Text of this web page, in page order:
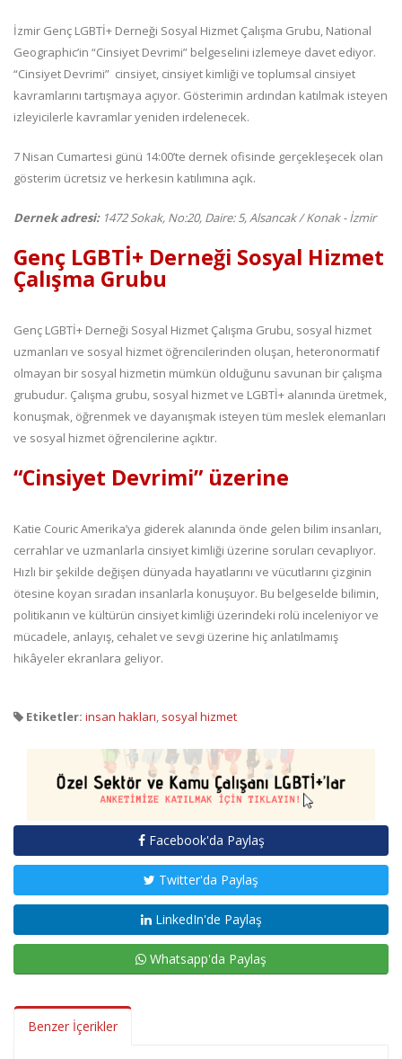
İzmir Genç LGBTİ+ Derneği Sosyal Hizmet Çalışma Grubu, National
Geographic’in “Cinsiyet Devrimi” belgeselini izlemeye davet ediyor.
“Cinsiyet Devrimi” cinsiyet, cinsiyet kimliği ve toplumsal cinsiyet
kavramlarını tartışmaya açıyor. Gösterimin ardından katılmak isteyen
izleyicilerle kavramlar yeniden irdelenecek.
7 Nisan Cumartesi günü 14:00’te dernek ofisinde gerçekleşecek olan
gösterim ücretsiz ve herkesin katılımına açık.
Dernek adresi:1472 Sokak, No:20, Daire: 5, Alsancak / Konak - İzmir
Genç LGBTİ+ Derneği Sosyal Hizmet
Çalışma Grubu
Genç LGBTİ+ Derneği Sosyal Hizmet Çalışma Grubu, sosyal hizmet
uzmanları ve sosyal hizmet öğrencilerinden oluşan, heteronormatif
olmayan bir sosyal hizmetin mümkün olduğunu savunan bir çalışma
grubudur. Çalışma grubu, sosyal hizmet ve LGBTİ+ alanında üretmek,
konuşmak, öğrenmek ve dayanışmak isteyen tüm meslek elemanları
ve sosyal hizmet öğrencilerine açıktır.
“Cinsiyet Devrimi” üzerine
Katie Couric Amerika’ya giderek alanında önde gelen bilim insanları,
cerrahlar ve uzmanlarla cinsiyet kimliği üzerine soruları cevaplıyor.
Hızlı bir şekilde değişen dünyada hayatlarını ve vücutlarını çizginin
ötesine koyan sıradan insanlarla konuşuyor. Bu belgeselde bilimin,
politikanın ve kültürün cinsiyet kimliği üzerindeki rolü inceleniyor ve
mücadele, anlayış, cehalet ve sevgi üzerine hiç anlatılmamış
hikâyeler ekranlara geliyor.
Etiketler: insan hakları, sosyal hizmet
Facebook'da Paylaş
Twitter'da Paylaş
LinkedIn'de Paylaş
Whatsapp'da Paylaş
Benzer İçerikler